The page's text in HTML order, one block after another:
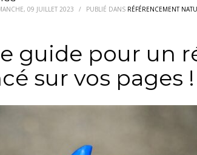
09 JUILLET 2023 / PUBLIÉ DANS RÉFÉRENCEMENT
guide pour un
sur vos pages !